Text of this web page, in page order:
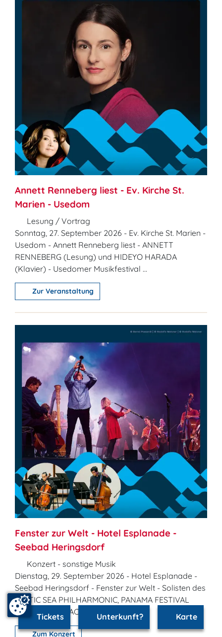
Annett Renneberg liest - Ev. Kirche St.
Marien - Usedom
Lesung / Vortrag
Sonntag, 27. September 2026 - Ev. Kirche St. Marien -
Usedom - Annett Renneberg liest - ANNETT
RENNEBERG (Lesung) und HIDEYO HARADA
(Klavier) - Usedomer Musikfestival ...
Zur Veranstaltung
Fenster zur Welt - Hotel Esplanade -
Seebad Heringsdorf
Konzert - sonstige Musik
Dienstag, 29. September 2026 - Hotel Esplanade -
Seebad Heringsdorf - Fenster zur Welt - Solisten des
BALTIC SEA PHILHARMONIC, PANAMA FESTIVAL
ENSEMBLE, ISSAC CASAL - ...
Zum Konzert
Tickets Unterkunft? Karte